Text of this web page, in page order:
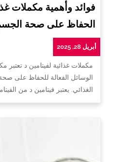
فوائد وأهمية مكملات
الحفاظ على صحة
أبريل 28, 2025
مكملات غذائية لفيتامين د تعتبر
الوسائل الفعالة للحفاظ على
الغذائي. يعتبر فيتامين د من